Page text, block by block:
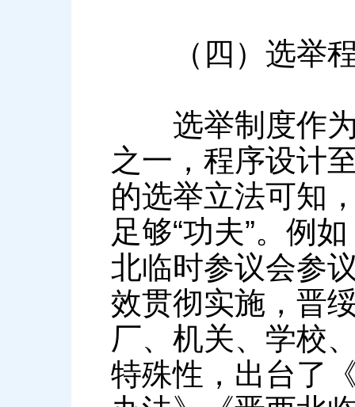
（四）选举程
选举制度作为
之一，程序设计
的选举立法可知
足够“功夫”。例
北临时参议会参
效贯彻实施，晋
厂、机关、学校
特殊性，出台了